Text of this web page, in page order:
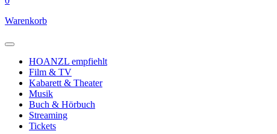
Warenkorb
HOANZL empfiehlt
Film & TV
Kabarett & Theater
Musik
Buch & Hörbuch
Streaming
Tickets